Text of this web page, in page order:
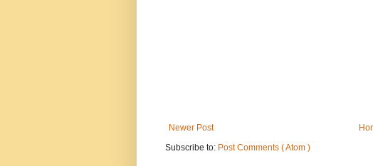
Newer Post
Subscribe to: Post Comments ( Atom )